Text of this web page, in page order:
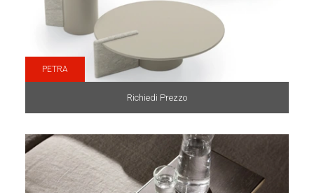
PETRA
Richiedi Prezzo